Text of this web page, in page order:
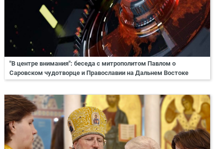
"В центре внимания": беседа с митрополитом Павлом о
Саровском чудотворце и Православии на Дальнем Востоке